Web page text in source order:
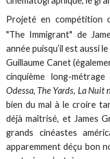
Projeté en compétition
"The Immigrant" de
année puisqu’il est aussi
Guillaume Canet
cinquième long-
Odessa, The Yards, La Nuit
bien du mal à le croire
déjà maîtrisé, et James
grands cinéastes
apparemment déçu bon